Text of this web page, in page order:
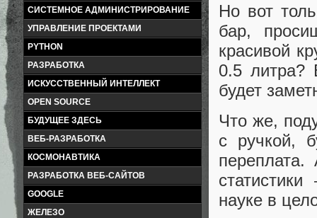
СИСТЕМНОЕ АДМИНИСТРИРОВАНИЕ
УПРАВЛЕНИЕ ПРОЕКТАМИ
PYTHON
РАЗРАБОТКА
ИСКУССТВЕННЫЙ ИНТЕЛЛЕКТ
OPEN SOURCE
БУДУЩЕЕ ЗДЕСЬ
ВЕБ-РАЗРАБОТКА
КОСМОНАВТИКА
РАЗРАБОТКА ВЕБ-САЙТОВ
GOOGLE
ЖЕЛЕЗО
Но вот
бар,
красивой
0.5 литра?
будет
Что же,
с ручкой,
науке в